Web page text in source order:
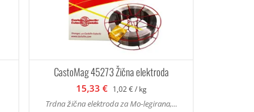
CastoMag 45273 Žična elektroda
15,33 € 1,02 € / kg
Trdna žična elektroda za Mo-legirana,...